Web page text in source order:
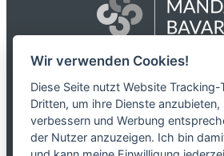
Das Netzwerk
Partnerkanzleien
Karriere
Wir verwenden Cookies!
Diese Seite nutzt Website
Dritten, um ihre Dienste
verbessern und Werbung
der Nutzer anzuzeigen. Ich bin